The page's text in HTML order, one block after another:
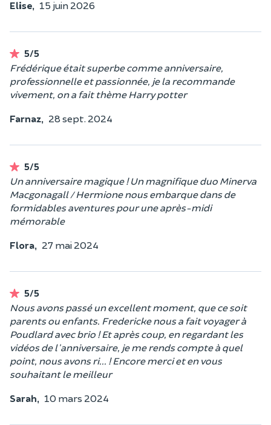
Elise, 15 juin 2026
5/5
Frédérique était superbe comme anniversaire,
professionnelle et passionnée, je la recommande
vivement, on a fait thème Harry potter
Farnaz, 28 sept. 2024
5/5
Un anniversaire magique ! Un magnifique duo Minerva
Macgonagall / Hermione nous embarque dans de
formidables aventures pour une après-midi
mémorable
Flora, 27 mai 2024
5/5
Nous avons passé un excellent moment, que ce soit
parents ou enfants. Fredericke nous a fait voyager à
Poudlard avec brio ! Et après coup, en regardant les
vidéos de l'anniversaire, je me rends compte à quel
point, nous avons ri... ! Encore merci et en vous
souhaitant le meilleur
Sarah, 10 mars 2024